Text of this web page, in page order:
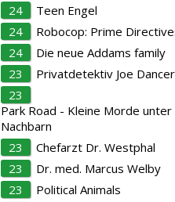
24
Teen Engel
24
Robocop: Prime
24
Die neue Addams family
23
Privatdetektiv Joe Dancer
23
Park Road - Kleine Morde unter
Nachbarn
23
Chefarzt Dr. Westphal
23
Dr. med. Marcus Welby
23
Political Animals